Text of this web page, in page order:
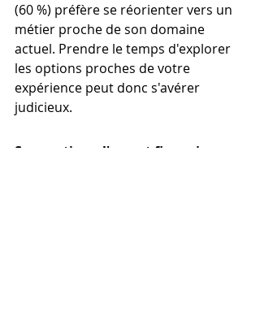
(60 %) préfère se réorienter vers un
métier proche de son domaine
actuel. Prendre le temps d'explorer
les options proches de votre
expérience peut donc s'avérer
judicieux.
Sous-estimer l'aspect financier